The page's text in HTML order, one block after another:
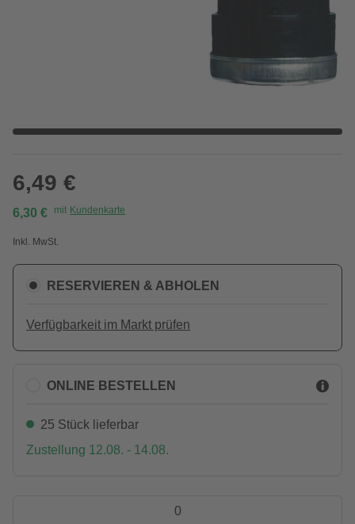
6,49 €
6,30 € mit Kundenkarte
Inkl. MwSt.
RESERVIEREN & ABHOLEN
Verfügbarkeit im Markt prüfen
ONLINE BESTELLEN
25 Stück lieferbar
Zustellung 12.08. - 14.08.